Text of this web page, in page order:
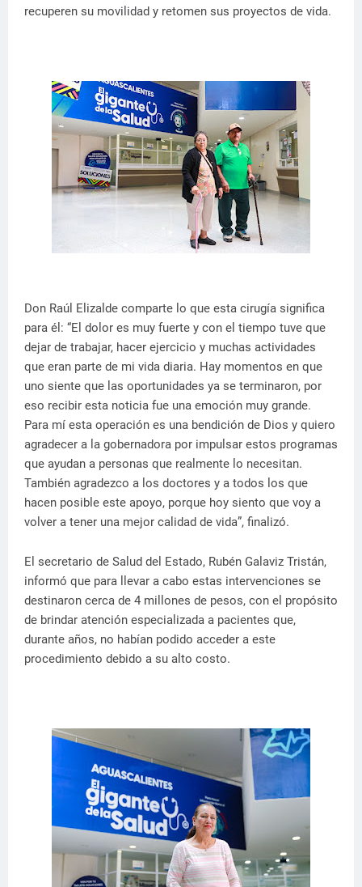
recuperen su movilidad y retomen sus proyectos de vida.
Don Raúl Elizalde comparte lo que esta cirugía significa
para él: “El dolor es muy fuerte y con el tiempo tuve que
dejar de trabajar, hacer ejercicio y muchas actividades
que eran parte de mi vida diaria. Hay momentos en que
uno siente que las oportunidades ya se terminaron, por
eso recibir esta noticia fue una emoción muy grande.
Para mí esta operación es una bendición de Dios y quiero
agradecer a la gobernadora por impulsar estos programas
que ayudan a personas que realmente lo necesitan.
También agradezco a los doctores y a todos los que
hacen posible este apoyo, porque hoy siento que voy a
volver a tener una mejor calidad de vida”, finalizó.
El secretario de Salud del Estado, Rubén Galaviz Tristán,
informó que para llevar a cabo estas intervenciones se
destinaron cerca de 4 millones de pesos, con el propósito
de brindar atención especializada a pacientes que,
durante años, no habían podido acceder a este
procedimiento debido a su alto costo.